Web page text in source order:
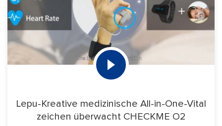
Lepu-Kreative medizinische All-in-One-Vital
zeichen überwacht CHECKME O2